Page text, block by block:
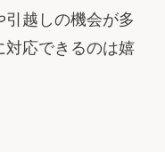
越しの機会が多
対応できるのは嬉